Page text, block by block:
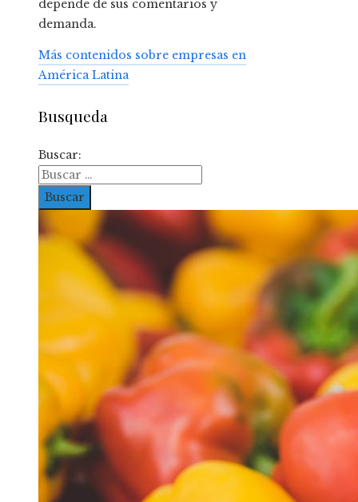
depende de sus comentarios y
demanda.
Más contenidos sobre empresas en
América Latina
Busqueda
Buscar: